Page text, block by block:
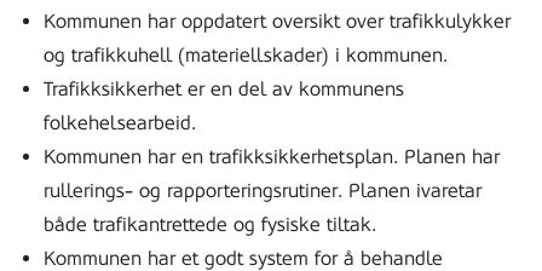
Kommunen har oppdatert oversikt over trafikkulykker
og trafikkuhell (materiellskader) i kommunen.
Trafikksikkerhet er en del av kommunens
folkehelsearbeid.
Kommunen har en trafikksikkerhetsplan. Planen har
rullerings- og rapporteringsrutiner. Planen ivaretar
både trafikantrettede og fysiske tiltak.
Kommunen har et godt system for å behandle